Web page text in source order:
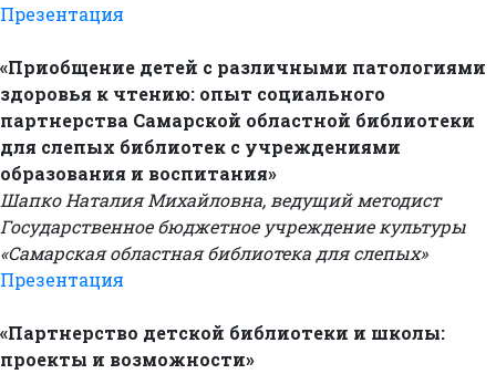
Презентация
«Приобщение детей с различными патологиями
здоровья к чтению: опыт социального
партнерства Самарской областной библиотеки
для слепых библиотек с учреждениями
образования и воспитания»
Шапко Наталия Михайловна, ведущий методист
Государственное бюджетное учреждение культуры
«Самарская областная библиотека для слепых»
Презентация
«Партнерство детской библиотеки и школы:
проекты и возможности»